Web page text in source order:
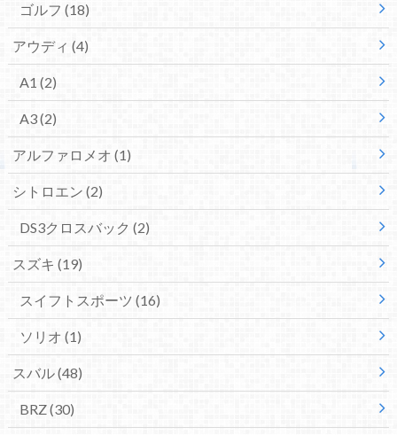
ゴルフ (18)
アウディ (4)
A1 (2)
A3(2)
アルファロメオ (1)
シトロエン (2)
DS3クロスバック (2)
スズキ (19)
スイフトスポーツ (16)
ソリオ (1)
スバル(48)
BRZ(30)